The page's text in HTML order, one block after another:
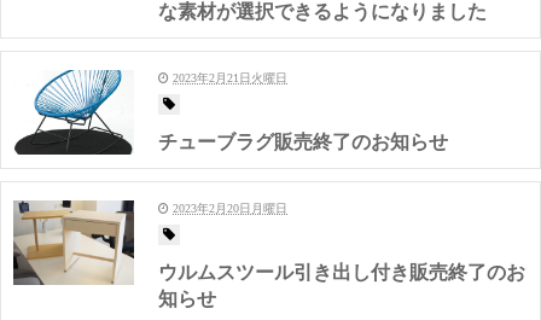
な素材が選択できるようになりました
2023年2月21日火曜日
チューブラグ販売終了のお知らせ
2023年2月20日月曜日
ウルムスツール引き出し付き販売終了のお
知らせ